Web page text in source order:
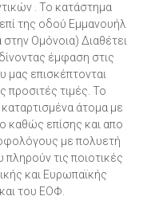
. Το κατάστημα
της οδού Εμμανουήλ
Ομόνοια) Διαθέτει
έμφαση στις
επισκέπτονται
προσιτές τιμές. Το
άτομα με
καθώς επίσης και απο
με πολυετή
πληρούν τις ποιοτικές
και Ευρωπαϊκής
του ΕΟΦ.